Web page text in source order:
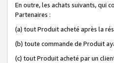
En outre, les achats suivants, qui
Partenaires :
(a) tout Produit acheté après la
(b) toute commande de Produit
(c) tout Produit acheté par un